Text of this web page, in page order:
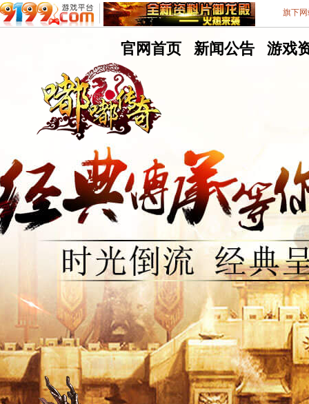
嘟
嘟
传
奇
官网首页
嘟
新闻公告
嘟
游戏
不删档测试8区
旗下